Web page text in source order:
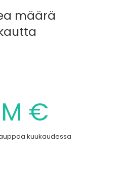
määrä
€
kuukaudessa